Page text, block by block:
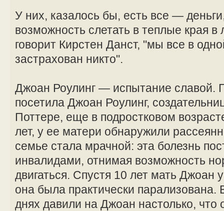
У них, казалось бы, есть все —
возможность слетать в теплые края
говорит Кирстен Данст, "мы все в
застрахован никто".
Джоан Роулинг — испытание славой.
посетила Джоан Роулинг,
Поттере, еще в подростковом
лет, у ее матери обнаружили
семье стала мрачной: эта болезнь
инвалидами, отнимая возможность
двигаться. Спустя 10 лет мать
она была практически
днях давили на Джоан настолько, что